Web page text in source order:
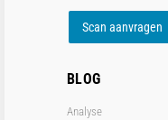
Scan aanvragen
BLOG
Analyse